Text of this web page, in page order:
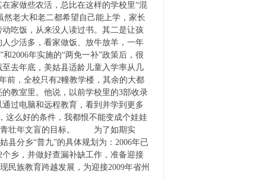
家做些农活，总比在这样的学校里“混
老大和老二都希望自己能上学，家长
吃饭，从来没人读过书。其二是让孩
少活多，看家做饭、放牛放羊，一年
2006年实施的“两免一补”政策后，很
去年底，美姑县适龄儿童入学率从几
，全校只有2幢教学楼，其余的大都
教室里。他说，以前学校里的3部收录
过电脑和远程教育，看到并学到更多
这么好的条件，我都恨不能变成个娃娃
壮年文盲的目标。 为了如期实
县分乡“普九”的具体规划为：2006年已
个乡，并做好查漏补缺工作，准备迎接
民族教育跨越发展，为迎接2009年省州